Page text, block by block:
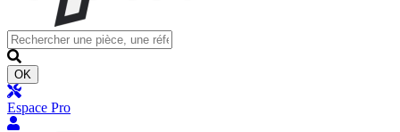
OK
Espace Pro